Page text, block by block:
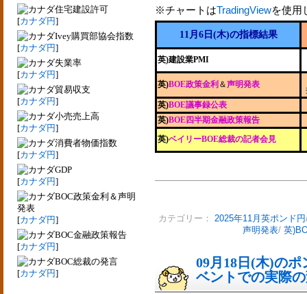
住宅建設許可
[カナダ円]
Ivey購買部協会指数
[カナダ円]
失業率
[カナダ円]
貿易収支
[カナダ円]
小売売上高
[カナダ円]
消費者物価指数
[カナダ円]
GDP
[カナダ円]
BOC政策金利＆声明
発表
[カナダ円]
BOC金融政策報告
[カナダ円]
BOC総裁の発言
[カナダ円]
※チャートはTradingViewを使用
11月6日(木)の指標結果
英)建設業PMI
英)BOE政策金利 ＆声明発表
英)BOE議事録公表
英)BOE四半期金融政策報告
英)ベイリーBOE総裁の記者会見
カテゴリー： 2025年11月英ポンド円
声明発表/ 英
09月18日(木)の
ベントでの実際